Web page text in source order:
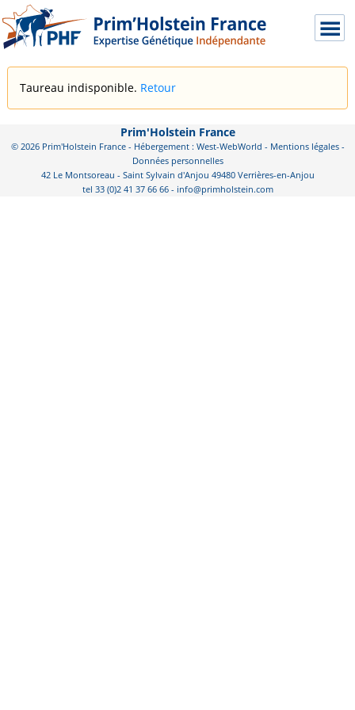
Taureau indisponible. Retour
Prim'Holstein France
© 2026 Prim'Holstein France - Hébergement : West-WebWorld - Mentions légales-
Données personnelles
42 Le Montsoreau - Saint Sylvain d'Anjou 49480 Verrières-en-Anjou
tel 33 (0)2 41 37 66 66 - info@primholstein.com